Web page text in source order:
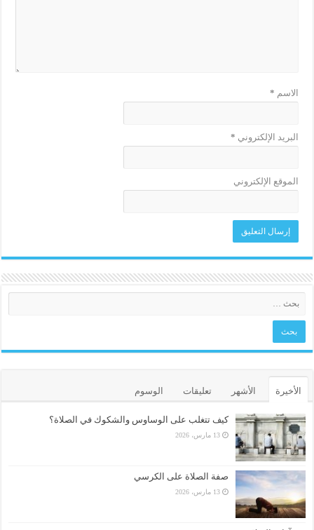
الاسم *
البريد الإلكتروني *
الموقع الإلكتروني
الأخيرة الأشهر تعليقات الوسوم
كيف تتغلب على الوساوس والشكوك في الصلاة؟
13 مارس، 2026
صفة الصلاة على الكرسي
13 مارس، 2026